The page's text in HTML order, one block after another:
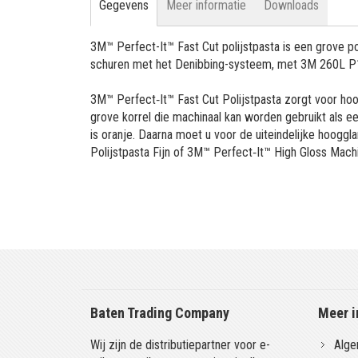
Gegevens
3M™ Perfect-It™ Fast Cut polijstpasta is een grove
schuren met het Denibbing-systeem, met 3M 260L
3M™ Perfect‐It™ Fast Cut Polijstpasta zorgt voor
grove korrel die machinaal kan worden gebruikt als
is oranje. Daarna moet u voor de uiteindelijke
Polijstpasta Fijn of 3M™ Perfect‐It™ High Gloss
Meer informatie Downloads
Baten Trading Company
Wij zijn de distributiepartner voor e-
Meer